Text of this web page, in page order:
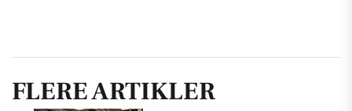
FLERE ARTIKLER